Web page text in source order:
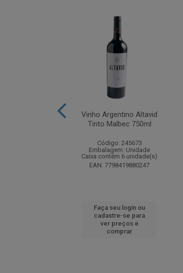
Vinho Argentino Altavid
Tinto Malbec 750ml
Código: 245673
Embalagem: Unidade
Caixa contém 6 unidade(s)
EAN: 7798419880247
Faça seu login ou
cadastre-se para
ver preços e
comprar